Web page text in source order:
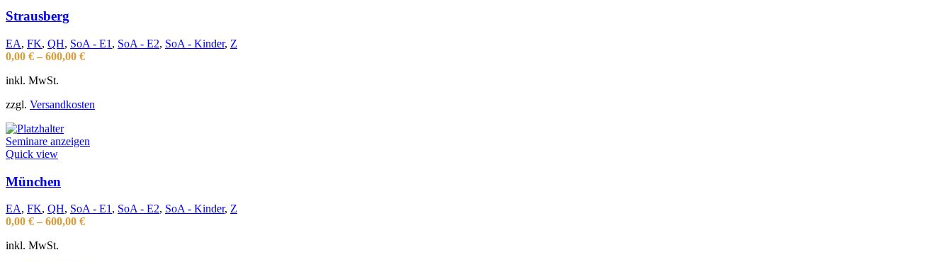
Strausberg
EA, FK, QH, SoA - E1 , SoA - E2, SoA - Kinder, Z
0,00 € – 600,00 €
inkl. MwSt.
zzgl. Versandkosten
Seminare anzeigen
Quick view
München
EA, FK, QH, SoA - E1 , SoA - E2, SoA - Kinder, Z
0,00 € – 600,00 €
inkl. MwSt.